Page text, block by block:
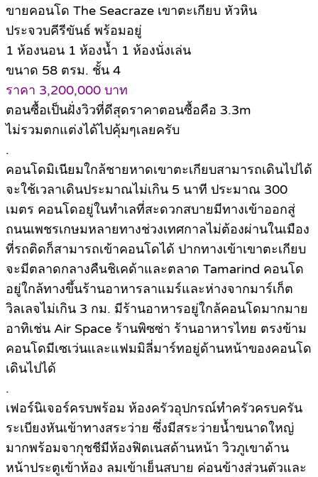
ขายคอนโด The Seacraze เขาตะเกียบ หัวหิน
ประจวบคีรีขันธ์ พร้อมอยู่
1 ห้องนอน 1 ห้องน้ำ 1 ห้องนั่งเล่น
ขนาด 58 ตรม. ชั้น 4
ราคา 3,200,000 บาท
ตอนซื้อเป็นฝั่งวิวที่ดีสุดราคาตอนซื้อคือ 3.3m
ไม่รวมตกแต่งได้ไปคุ้มๆเลยครับ
.
คอนโดมิเนียมใกล้ชายหาดเขาตะเกียบสามารถเดินไปได้
จะใช้เวลาเดินประมาณไม่เกิน 5 นาที ประมาณ 300
เมตร คอนโดอยู่ในทำเลที่สะดวกสบายมีทางเข้าออกสู่
ถนนเพชรเกษมหลายทางช่วงเทศกาลไม่ต้องผ่านในเมือง
ที่รถติดก็สามารถเข้าคอนโดได้ ปากทางเข้าเขาตะเกียบ
จะมีตลาดกลางคืนชิเคด้าและตลาด Tamarind คอนโด
อยู่ใกล้ทางขึ้นร้านอาหารลาแมร์และห่างจากมาร์เก็ต
วิลเลจไม่เกิน 3 กม. มีร้านอาหารอยู่ใกล้คอนโดมากมาย
อาทิเช่น Air Space ร้านพิซซ่า ร้านอาหารไทย ตรงข้าม
คอนโดมีเซเว่นและแฟมมิลี่มาร์ทอยู่ด้านหน้าของคอนโด
เดินไปได้
.
เฟอร์นิเจอร์ครบพร้อม ห้องครัวอุปกรณ์ทำครัวครบครัน
ระเบียงหันเข้าทางสระว่าย ซึ่งมีสระว่ายน้ำขนาดใหญ่
มากพร้อมจากุชชีมีห้องฟิตเนสด้านหน้า วิวภูเขาด้าน
หน้าประตูเข้าห้อง ลมเข้าเย็นสบาย ค่อนข้างส่วนตัวและ